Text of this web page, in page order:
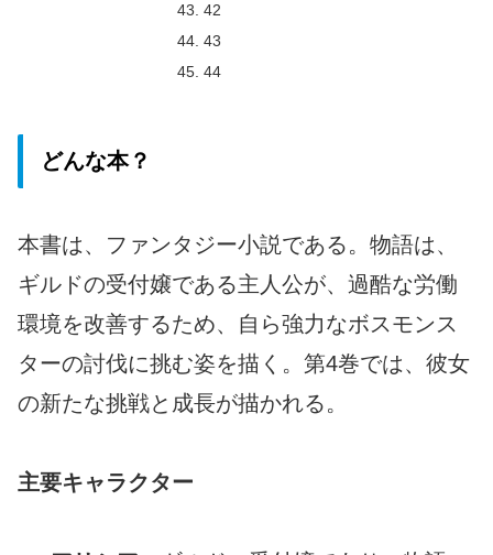
42
43
44
どんな本？
本書は、ファンタジー小説である。物語は、
ギルドの受付嬢である主人公が、過酷な労働
環境を改善するため、自ら強力なボスモンス
ターの討伐に挑む姿を描く。第4巻では、彼女
の新たな挑戦と成長が描かれる。
主要キャラクター